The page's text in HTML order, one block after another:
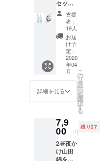
平成5年、平
成6年、平成
8年、平成9
年、平成13
前を掲
載 ・お
礼の
メッ
セージ
※おちょ
この画
像はイ
メージ
です。
ターン
には含
■ヤマサ
ン正
宗 日
本酒仕
込みの
ないよ
う醸し
ている
一品。
・「う
さぎ
雲」
720ml
１本
（化粧
箱入）
火入れ
撰 1.8L
１本
・希望
の方は
香りや
端麗な
味、濃
厚な含
みをご
堪能く
ださ
い。送
料込み
です。
・「う
さぎ
（化粧
箱入）
火入れ
・ヤマ
サン正
セッ
ト。 １
本でご
購入さ
れるよ
り500円
お得で
す。ひ
とつは
自分用
に、も
うひと
つは大
切な方
レゼン
トや友
人との
宅飲み
など
支援
者：
19人
お届
け予
定：
2020
年04
月
詳細を見る
こ
の
リ
タ
ー
ン
を
選
択
す
る
7,9
00 円
残り27
2昼夜か
け山田
錦を４